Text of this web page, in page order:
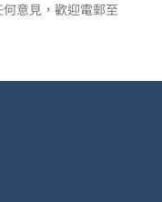
意見，歡迎電郵至